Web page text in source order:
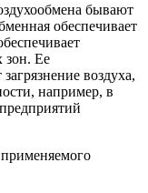
бывают
обеспечивает
зон. Ее
воздуха,
например, в